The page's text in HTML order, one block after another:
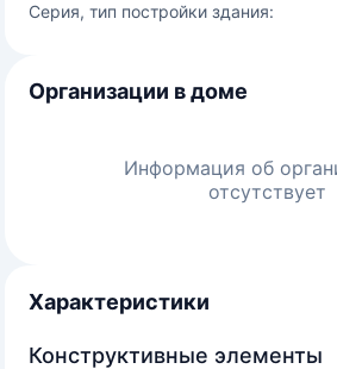
Серия, тип постройки здания:
Организации в доме
Информация об
отсутствует
Характеристики
Конструктивные элементы